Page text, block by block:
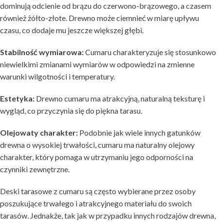
dominują odcienie od brązu do czerwono-brązowego, a czasem
również żółto-złote. Drewno może ciemnieć w miarę upływu
czasu, co dodaje mu jeszcze większej głębi.
Stabilność wymiarowa:Cumaru charakteryzuje się stosunkowo
niewielkimi zmianami wymiarów w odpowiedzi na zmienne
warunki wilgotności i temperatury.
Estetyka: Drewno cumaru ma atrakcyjną, naturalną teksturę i
wygląd, co przyczynia się do piękna tarasu.
Olejowaty charakter: Podobnie jak wiele innych gatunków
drewna o wysokiej trwałości, cumaru ma naturalny olejowy
charakter, który pomaga w utrzymaniu jego odporności na
czynniki zewnętrzne.
Deski tarasowe z cumaru są często wybierane przez osoby
poszukujące trwałego i atrakcyjnego materiału do swoich
tarasów. Jednakże, tak jak w przypadku innych rodzajów drewna,